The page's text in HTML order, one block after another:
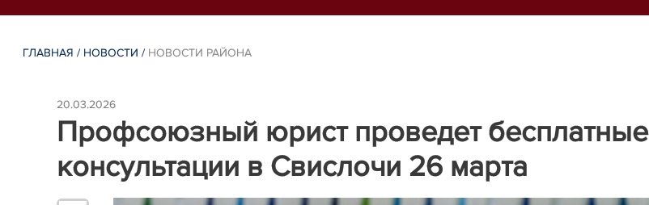
ГЛАВНАЯ / НОВОСТИ / НОВОСТИ РАЙОНА
20.03.2026
Профсоюзный юрист проведет бесплатные
консультации в Свислочи 26 марта